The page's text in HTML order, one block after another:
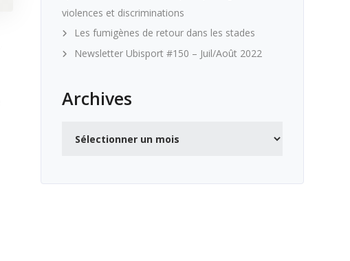
violences et discriminations
Les fumigènes de retour dans les stades
Newsletter Ubisport #150 – Juil/Août 2022
Archives